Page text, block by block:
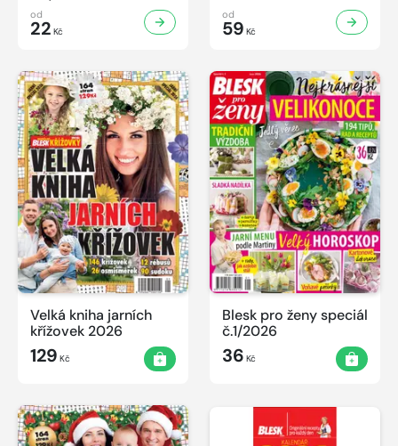
od
22 Kč
od
59 Kč
Velká kniha jarních
křížovek 2026
129 Kč
Blesk pro ženy speciál
č.1/2026
36 Kč